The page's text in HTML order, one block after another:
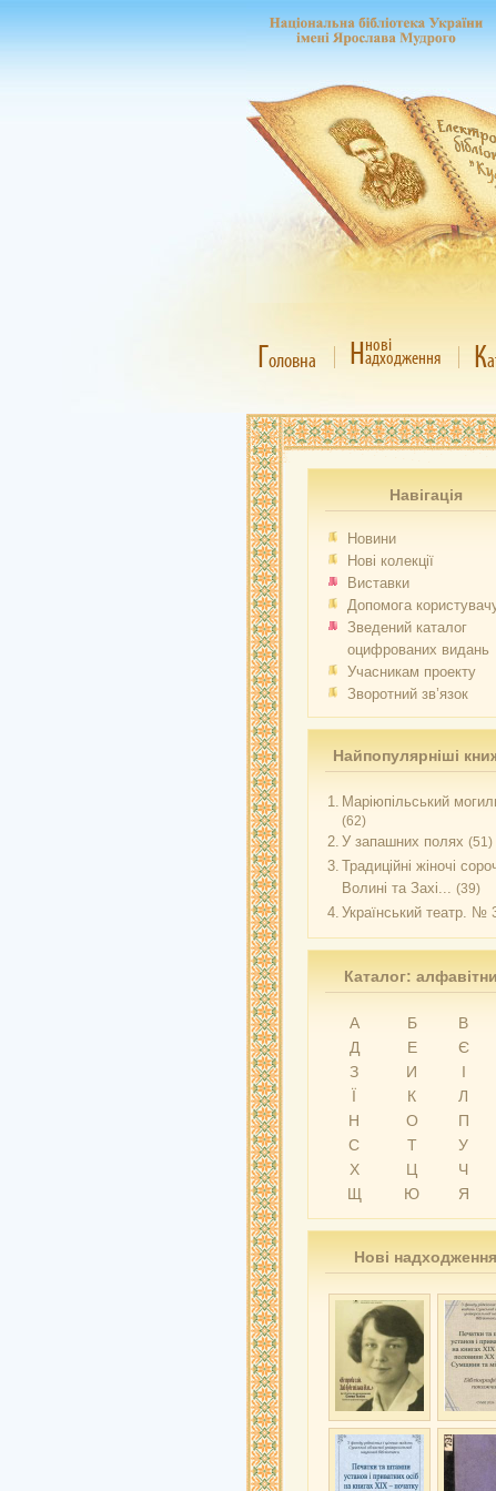
Головна Ннові
адходження К
Навігація
Новини
Нові колекції
Виставки
Допомога
Зведений каталог
оцифрованих видань
Учасникам проекту
Зворотний зв’язок
Найпопулярніші
1. Маріюпільський
(62)
2. У запашних полях (51)
3. Традиційні жіночі
Волині та Захі... (39)
4. Український театр. №
Каталог:
А Б В
Д
Е Є
З
И І
Ї
К Л
Н
О П
С
Т У
Х
Ц Ч
Щ
Ю Я
Нові надходження